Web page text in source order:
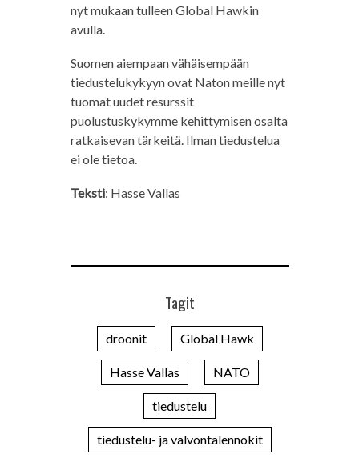
nyt mukaan tulleen Global Hawkin
avulla.
Suomen aiempaan vähäisempään
tiedustelukykyyn ovat Naton meille nyt
tuomat uudet resurssit
puolustuskykymme kehittymisen osalta
ratkaisevan tärkeitä. Ilman tiedustelua
ei ole tietoa.
Teksti: Hasse Vallas
Tagit
droonit Global Hawk
Hasse Vallas NATO
tiedustelu
tiedustelu- ja valvontalennokit